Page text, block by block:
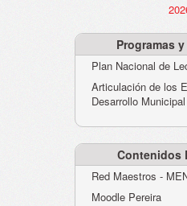
Programas
Plan Nacional de
Articulación de los
Desarrollo Municipal
Contenidos
Red Maestros -
Moodle Pereira